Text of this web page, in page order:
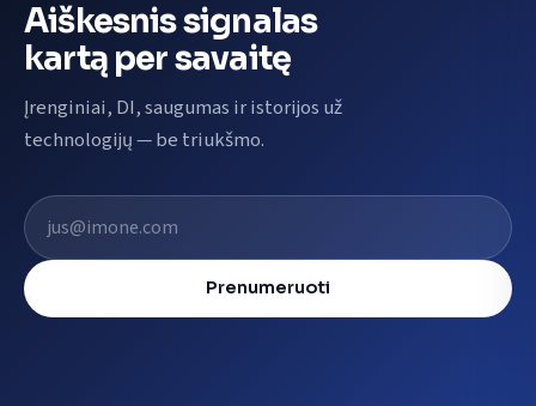
Aiškesnis signalas
kartą per savaitę
Įrenginiai, DI, saugumas ir istorijos už
technologijų — be triukšmo.
El. pašto adresas
Prenumeruoti